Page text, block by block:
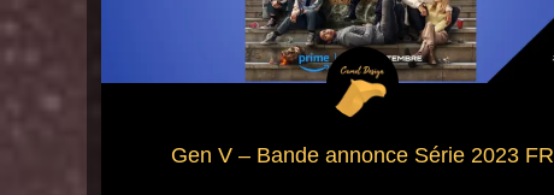
Gen V – Bande annonce Série 2023 FR